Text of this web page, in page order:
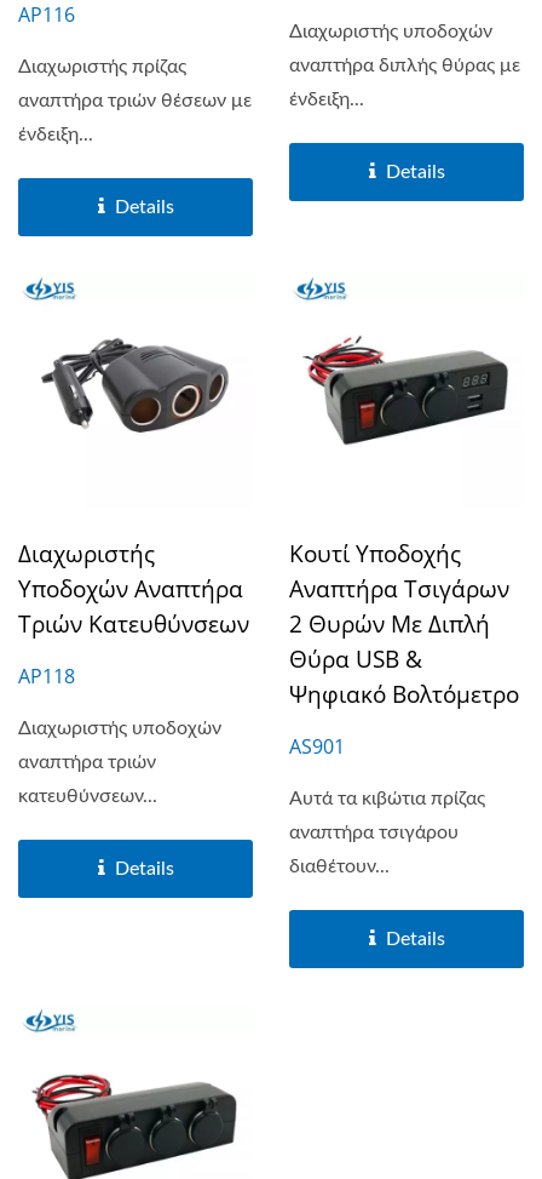
AP116
Διαχωριστής πρίζας
αναπτήρα τριών θέσεων με
ένδειξη...
Details
Διαχωριστής υποδοχών
αναπτήρα διπλής θύρας με
ένδειξη...
Details
Διαχωριστής
Υποδοχών Αναπτήρα
Τριών Κατευθύνσεων
AP118
Διαχωριστής υποδοχών
αναπτήρα τριών
κατευθύνσεων...
Details
Κουτί Υποδοχής
Αναπτήρα Τσιγάρων
2 Θυρών Με Διπλή
Θύρα USB &
Ψηφιακό Βολτόμετρο
AS901
Αυτά τα κιβώτια πρίζας
αναπτήρα τσιγάρου
διαθέτουν...
Details